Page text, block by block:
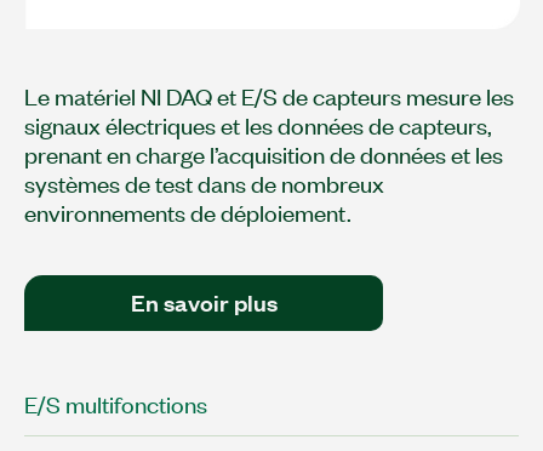
Le matériel NI DAQ et E/S de capteurs mesure les
signaux électriques et les données de capteurs,
prenant en charge l’acquisition de données et les
systèmes de test dans de nombreux
environnements de déploiement.
En savoir plus
E/S multifonctions